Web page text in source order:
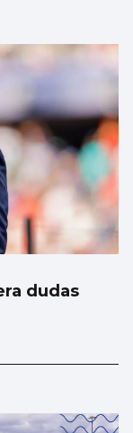
dudas